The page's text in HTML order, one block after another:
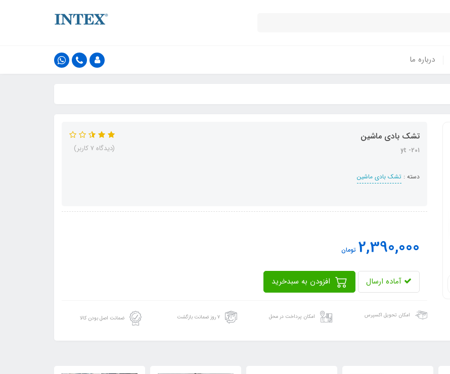
درباره ما
تشک بادی ماشین
yt -201
دسته : تشک بادی ماشین
(دیدگاه 7 کاربر)
2,390,000 تومان
آماده ارسال
امکان تحویل اکسپرس امکان پرداخت در محل ۷ روز ضمانت بازگشت ضمانت اصل بودن کالا